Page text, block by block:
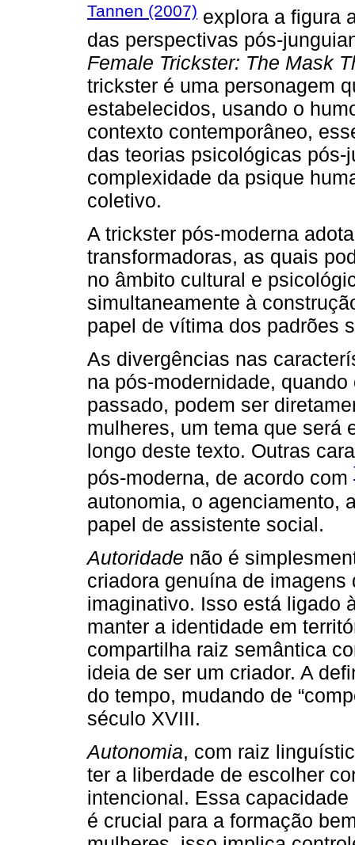
Tannen (2007) explora a figura
das perspectivas pós-
Female Trickster: The Mask
trickster é uma personagem
estabelecidos, usando o
contexto contemporâneo,
das teorias psicológicas
complexidade da psique
coletivo.
A trickster pós-moderna
transformadoras, as quais
no âmbito cultural e
simultaneamente à
papel de vítima dos padrões
As divergências nas
na pós-modernidade,
passado, podem ser
mulheres, um tema que será
longo deste texto. Outras
pós-moderna, de acordo com
autonomia, o agenciamento,
papel de assistente social.
Autoridade não é
criadora genuína de
imaginativo. Isso está ligado
manter a identidade em
compartilha raiz semântica
ideia de ser um criador. A
do tempo, mudando de
século XVIII.
Autonomia, com raiz
ter a liberdade de escolher
intencional. Essa
é crucial para a formação